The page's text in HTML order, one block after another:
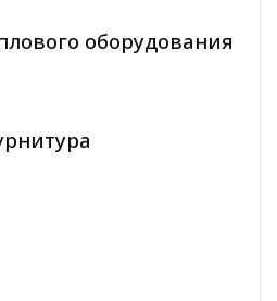
оборудования